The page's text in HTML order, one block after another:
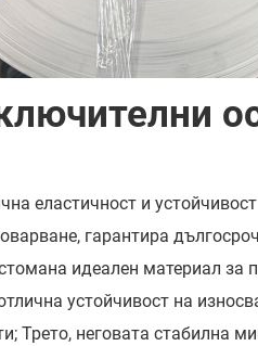
еластичност и
гарантира
идеален материал за
устойчивост на
Трето, неговата стабилна